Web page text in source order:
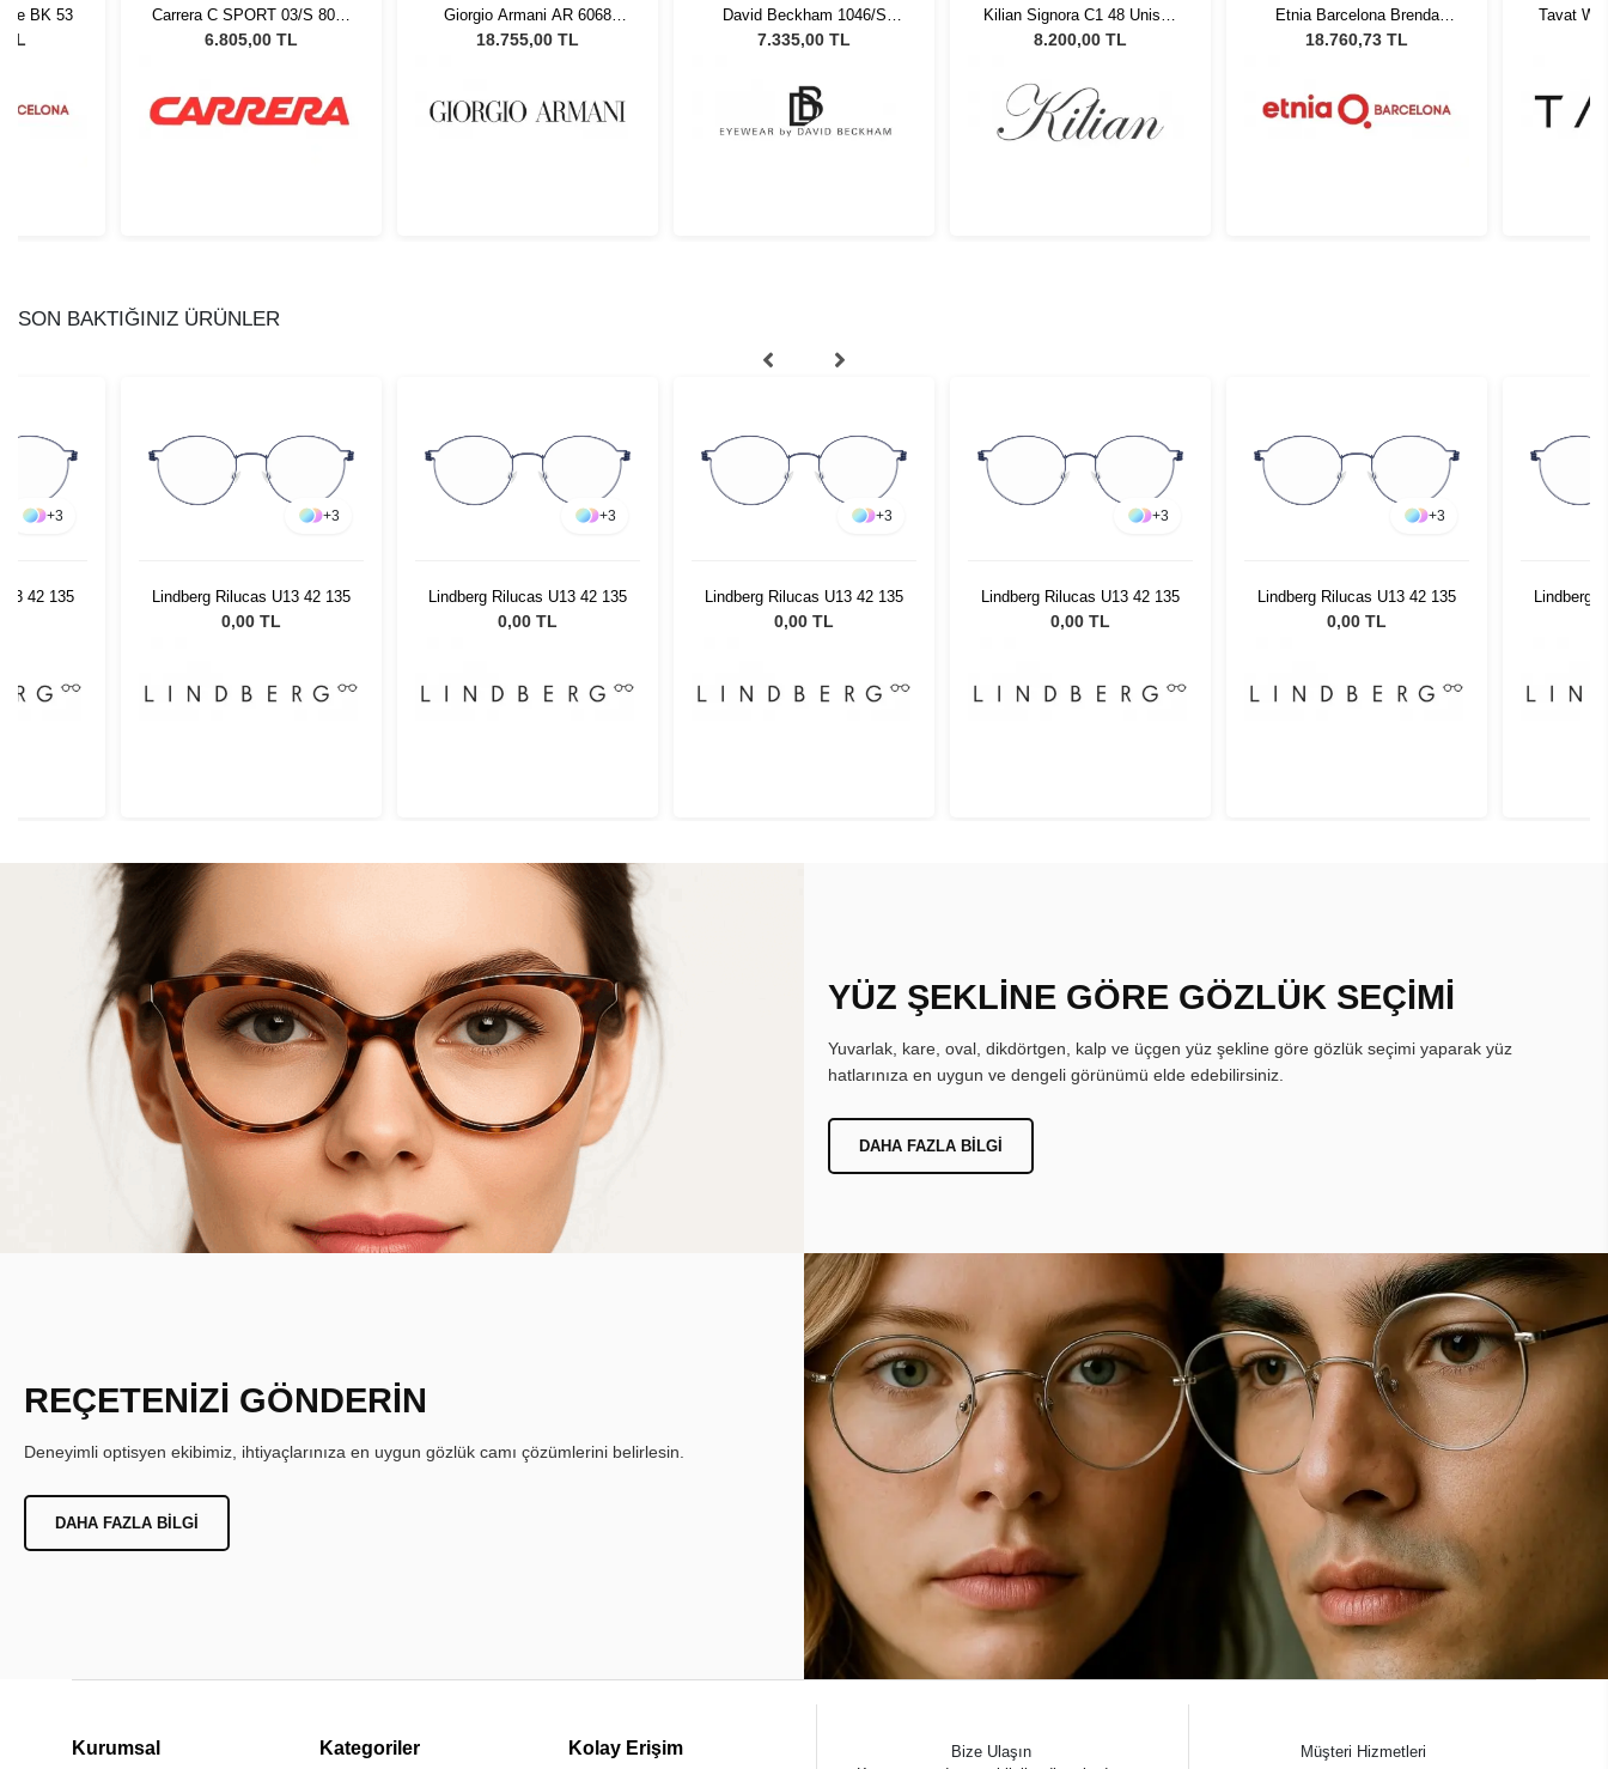
BK 53
TL
Carrera C SPORT 03/S 8076
61M9 Erkek Güneş Gözlüğü
6.805,00 TL
Giorgio Armani AR 6068
300187 50 Unisex Güneş
18.755,00 TL
David Beckham 1046/S
807IR 50 Unisex Güneş
7.335,00 TL
Kilian Signora C1 48 Unisex
Güneş Gözlüğü
8.200,00 TL
Etnia Barcelona Brenda
GRGD 53
18.760,73 TL
Tavat
SON BAKTIĞINIZ ÜRÜNLER
+3
42 135
+3
Lindberg Rilucas U13 42 135
0,00 TL
+3
Lindberg Rilucas U13 42 135
0,00 TL
+3
Lindberg Rilucas U13 42 135
0,00 TL
+3
Lindberg Rilucas U13 42 135
0,00 TL
+3
Lindberg Rilucas U13 42 135
0,00 TL
Lindberg
YÜZ ŞEKLİNE GÖRE GÖZLÜK SEÇİMİ
Yuvarlak, kare, oval, dikdörtgen, kalp ve üçgen yüz şekline göre gözlük seçimi yaparak yüz
hatlarınıza en uygun ve dengeli görünümü elde edebilirsiniz.
DAHA FAZLA BILGI
REÇETENİZİ GÖNDERİN
Deneyimli optisyen ekibimiz, ihtiyaçlarınıza en uygun gözlük camı çözümlerini belirlesin.
DAHA FAZLA BILGI
Kurumsal Kategoriler Kolay Erişim
Bize Ulaşın
Müşteri Hizmetleri